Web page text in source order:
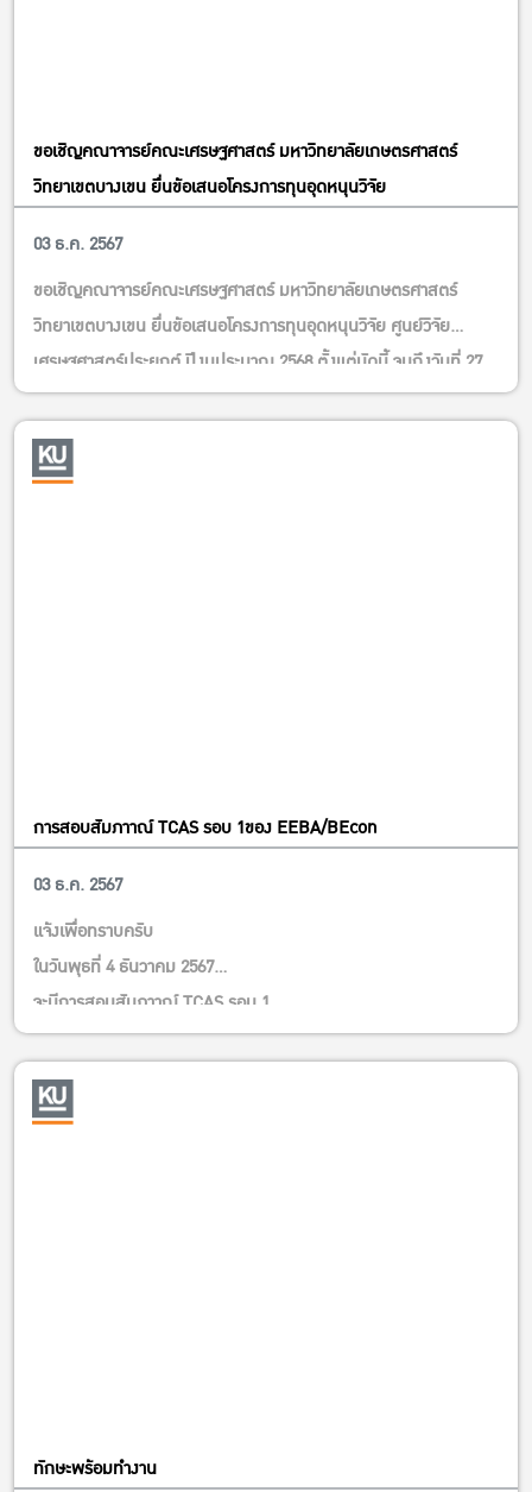
ขอเชิญคณาจารย์คณะเศรษฐศาสตร์ มหาวิทยาลัยเกษตรศาสตร์
วิทยาเขตบางเขน ยื่นข้อเสนอโครงการทุนอุดหนุนวิจัย
03 ธ.ค. 2567
ขอเชิญคณาจารย์คณะเศรษฐศาสตร์ มหาวิทยาลัยเกษตรศาสตร์
วิทยาเขตบางเขน ยื่นข้อเสนอโครงการทุนอุดหนุนวิจัย ศูนย์วิจัย
เศรษฐศาสตร์ประยุกต์ ปีงบประมาณ 2568 ตั้งแต่บัดนี้ จนถึงวันที่ 27
ธันวาคม 2567
ท่านสามารถดูรายละเอียดเพิ่มเติมได้ที่
https://drive.google.com/drive/folders/
การสอบสัมภาาณ์ TCAS รอบ 1ของ EEBA/BEcon
03 ธ.ค. 2567
แจ้งเพื่อทราบครับ
ในวันพุธที่ 4 ธันวาคม 2567
จะมีการสอบสัมภาาณ์ TCAS รอบ 1
ของ EEBA/BEcon
ณ อาคารปฏิบัติการชั้น 4 และชั้น 6
โดยจะเรียกนักเรียนมาสัมภาษณ์ 120 คนครับ
ทักษะพร้อมทำงาน